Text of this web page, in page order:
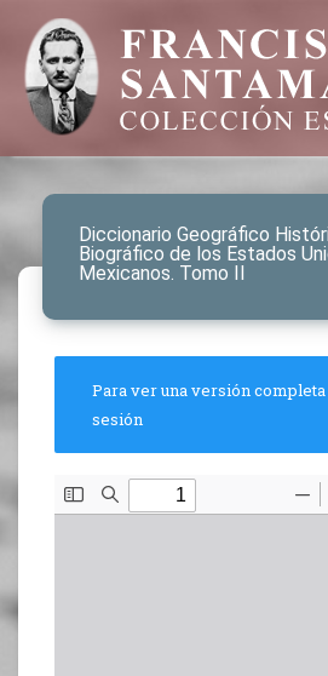
Diccionario Geográfico
Biográfico de los Estados
Mexicanos. Tomo II
Para ver una versión
sesión